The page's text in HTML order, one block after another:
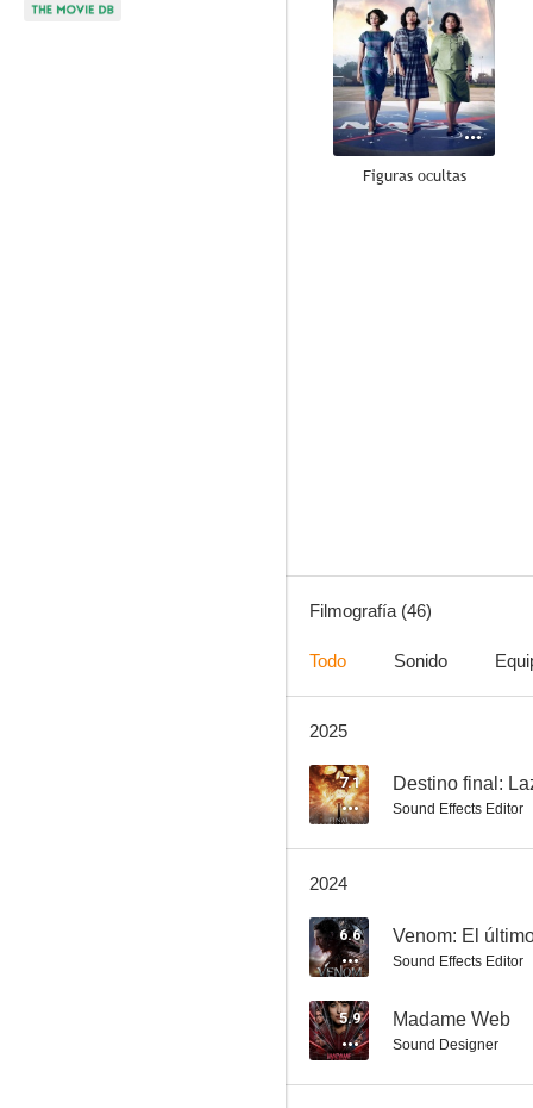
Figuras ocultas
7.2
Brothers (Hermanos)
7.1
Filmografía (46)
Todo Sonido
2025
7.1 Destino final:
Sound Effects Editor
2024
6.6 Venom: El
Sound Effects Editor
5.9 Madame Web
Sound Designer